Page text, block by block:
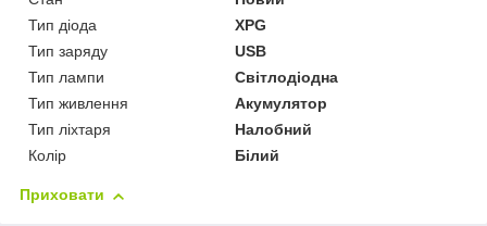
Тип діода
XPG
Тип заряду
USB
Тип лампи
Світлодіодна
Тип живлення
Акумулятор
Тип ліхтаря
Налобний
Колір
Білий
Приховати